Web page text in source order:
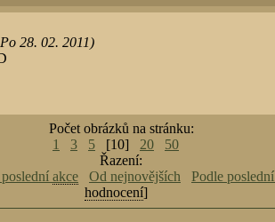
28. 02. 2011)
Počet obrázků na stránku:
1
3 5 [10] 20
50
Řazení:
akce Od nejnovějších Podle poslední
hodnocení]